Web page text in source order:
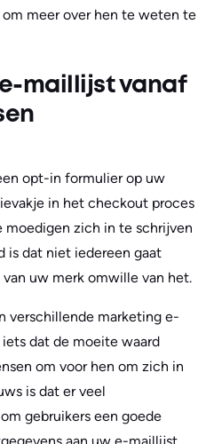
meer over hen te weten te
maillijst vanaf
opt-in formulier op uw
in het checkout proces
moedigen zich in te schrijven
is dat niet iedereen gaat
uw merk omwille van het.
verschillende marketing e-
dat de moeite waard
om voor hen om zich in
is dat er veel
gebruikers een goede